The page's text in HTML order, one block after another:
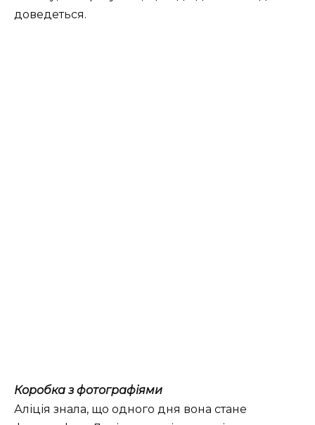
доведеться.
Коробка з фотографіями
Аліція знала, що одного дня вона стане